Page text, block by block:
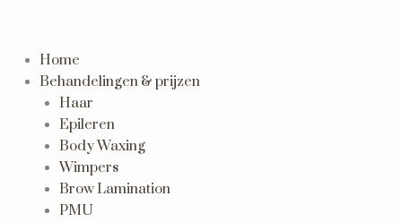
Home
Behandelingen & prijzen
Haar
Epileren
Body Waxing
Wimpers
Brow Lamination
PMU